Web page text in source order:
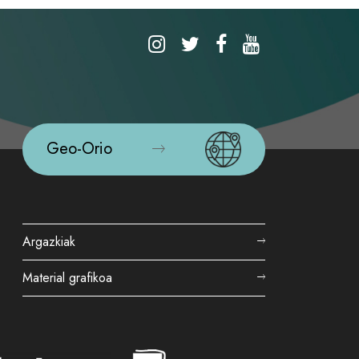
Geo-Orio
Argazkiak
Material grafikoa